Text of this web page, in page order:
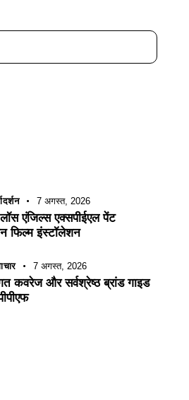
7 अगस्त, 2026
लॉस एंजिल्स एक्सपीईएल पेंट
फिल्म इंस्टॉलेशन
7 अगस्त, 2026
कवरेज और सर्वश्रेष्ठ ब्रांड गाइड